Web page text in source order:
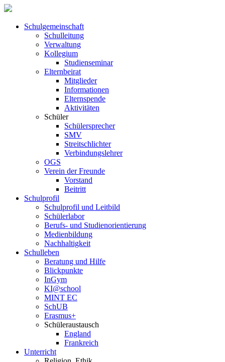
Schul­ge­meinschaft
Schul­leitung
Verwaltung
Kollegium
Studienseminar
Elternbeirat
Mitglieder
Informationen
Elternspende
Aktivitäten
Schüler
Schülersprecher
SMV
Streitschlichter
Verbindungslehrer
OGS
Verein der Freunde
Vorstand
Beitritt
Schulprofil
Schulprofil und Leitbild
Schülerlabor
Berufs- und Studienorientierung
Medien­bildung
Nachhaltigkeit
Schulleben
Beratung und Hilfe
Blickpunkte
InGym
KI@school
MINT EC
SchUB
Erasmus+
Schüler­austausch
England
Frankreich
Unterricht